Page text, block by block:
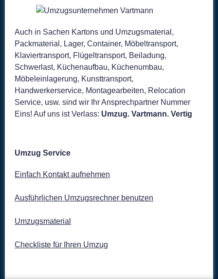
Auch in Sachen Kartons und Umzugsmaterial,
Packmaterial, Lager, Container, Möbeltransport,
Klaviertransport, Flügeltransport, Beiladung,
Schwerlast, Küchenaufbau, Küchenumbau,
Möbeleinlagerung, Kunsttransport,
Handwerkerservice, Montagearbeiten, Relocation
Service, usw. sind wir Ihr Ansprechpartner Nummer
Eins! Auf uns ist Verlass: Umzug. Vartmann. Vertig
Umzug Service
Einfach Kontakt aufnehmen
Ausführlichen Umzugsrechner benutzen
Umzugsmaterial
Checkliste für Ihren Umzug
© 2026 Vartmann international GmbH
Kontakt • Standorte • Datenschutz
|44 Bewertungen auf ProvenExpert.com